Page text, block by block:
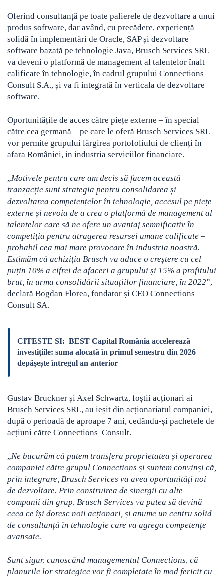
Oferind consultanță pe toate palierele de dezvoltare a unui
produs software, dar având, cu precădere, experiență
solidă în implementări de Oracle, SAP și dezvoltare
software bazată pe tehnologie Java, Brusch Services SRL
va deveni o platformă de management al talentelor înalt
calificate în tehnologie, în cadrul grupului Connections
Consult S.A., și va fi integrată în verticala de dezvoltare
software.
Oportunitățile de acces către piețe externe – în special
către cea germană – pe care le oferă Brusch Services SRL –
vor permite grupului lărgirea portofoliului de clienți în
afara României, in industria serviciilor financiare.
„Motivele pentru care am decis să facem această
tranzacție sunt strategia pentru consolidarea și
dezvoltarea competențelor în tehnologie, accesul pe piețe
externe și nevoia de a crea o platformă de management al
talentelor care să ne ofere un avantaj semnificativ în
competiția pentru atragerea resursei umane calificate –
probabil cea mai mare provocare în industria noastră.
Estimăm că achiziția Brusch va aduce o creștere cu cel
puțin 10% a cifrei de afaceri a grupului și 15% a profitului
brut, în urma consolidării situațiilor financiare, în 2022”,
declară Bogdan Florea, fondator și CEO Connections
Consult SA.
CITESTE SI: BEST Capital România accelerează
investițiile: suma alocată în primul semestru din 2026
depășește întregul an anterior
Gustav Bruckner și Axel Schwartz, foștii acționari ai
Brusch Services SRL, au ieșit din acționariatul companiei,
după o perioadă de aproape 7 ani, cedându-și pachetele de
acțiuni către Connections Consult.
„Ne bucurăm că putem transfera proprietatea și operarea
companiei către grupul Connections și suntem convinși că,
prin integrare, Brusch Services va avea oportunități noi
de dezvoltare. Prin construirea de sinergii cu alte
companii din grup, Brusch Services va putea să devină
ceea ce își doresc noii acționari, și anume un centru solid
de consultanță în tehnologie care va agrega competențe
avansate.
Sunt sigur, cunoscând managementul Connections, că
planurile lor strategice vor fi completate în mod fericit cu